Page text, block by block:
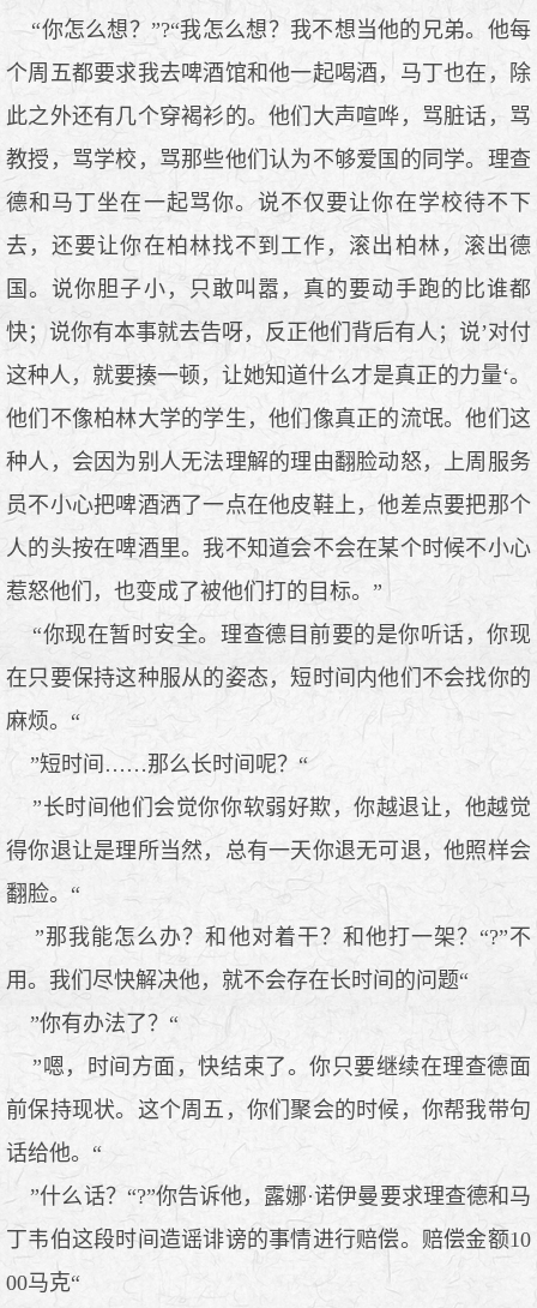
“你怎么想？”?“我怎么想？我不想当他的兄弟。他每
个周五都要求我去啤酒馆和他一起喝酒，马丁也在，除
此之外还有几个穿褐衫的。他们大声喧哗，骂脏话，骂
教授，骂学校，骂那些他们认为不够爱国的同学。理查
德和马丁坐在一起骂你。说不仅要让你在学校待不下
去，还要让你在柏林找不到工作，滚出柏林，滚出德
国。说你胆子小，只敢叫嚣，真的要动手跑的比谁都
快；说你有本事就去告呀，反正他们背后有人；说’对付
这种人，就要揍一顿，让她知道什么才是真正的力量‘。
他们不像柏林大学的学生，他们像真正的流氓。他们这
种人，会因为别人无法理解的理由翻脸动怒，上周服务
员不小心把啤酒洒了一点在他皮鞋上，他差点要把那个
人的头按在啤酒里。我不知道会不会在某个时候不小心
惹怒他们，也变成了被他们打的目标。”
“你现在暂时安全。理查德目前要的是你听话，你现
在只要保持这种服从的姿态，短时间内他们不会找你的
麻烦。“
”短时间……那么长时间呢？“
”长时间他们会觉你你软弱好欺，你越退让，他越觉
得你退让是理所当然，总有一天你退无可退，他照样会
翻脸。“
”那我能怎么办？和他对着干？和他打一架？“?”不
用。我们尽快解决他，就不会存在长时间的问题“
”你有办法了？“
”嗯，时间方面，快结束了。你只要继续在理查德面
前保持现状。这个周五，你们聚会的时候，你帮我带句
话给他。“
”什么话？“?”你告诉他，露娜·诺伊曼要求理查德和马
丁韦伯这段时间造谣诽谤的事情进行赔偿。赔偿金额10
00马克“